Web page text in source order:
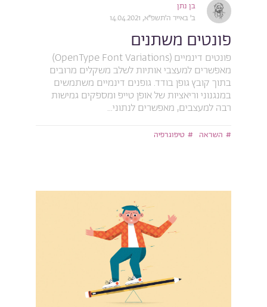
בן נתן
ב׳ באייר ה׳תשפ״א, 14.04.2021
פונטים משתנים
פונטים דינמיים (OpenType Font Variations)
מאפשרים למעצבי אותיות לשלב משקלים מרובים
בתוך קובץ גופן בודד. גופנים דינמיים משתמשים
במנגנוני וריאציות של אופן טייפ ומספקים גמישות
רבה למעצבים, מאפשרים לנתוני...
השראה טיפוגרפיה